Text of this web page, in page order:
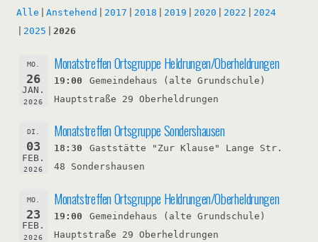
Alle Anstehend 2017 2018 2019 2020 2022
2024
2025
2026
MO.
26
JAN.
2026
Monatstreffen Ortsgruppe Heldrungen/Oberheldrungen
19:00
Gemeindehaus (alte Grundschule)
Hauptstraße 29 Oberheldrungen
DI.
03
FEB.
2026
Monatstreffen Ortsgruppe Sondershausen
18:30
Gaststätte "Zur Klause" Lange Str.
48 Sondershausen
MO.
23
FEB.
2026
Monatstreffen Ortsgruppe Heldrungen/Oberheldrungen
19:00
Gemeindehaus (alte Grundschule)
Hauptstraße 29 Oberheldrungen